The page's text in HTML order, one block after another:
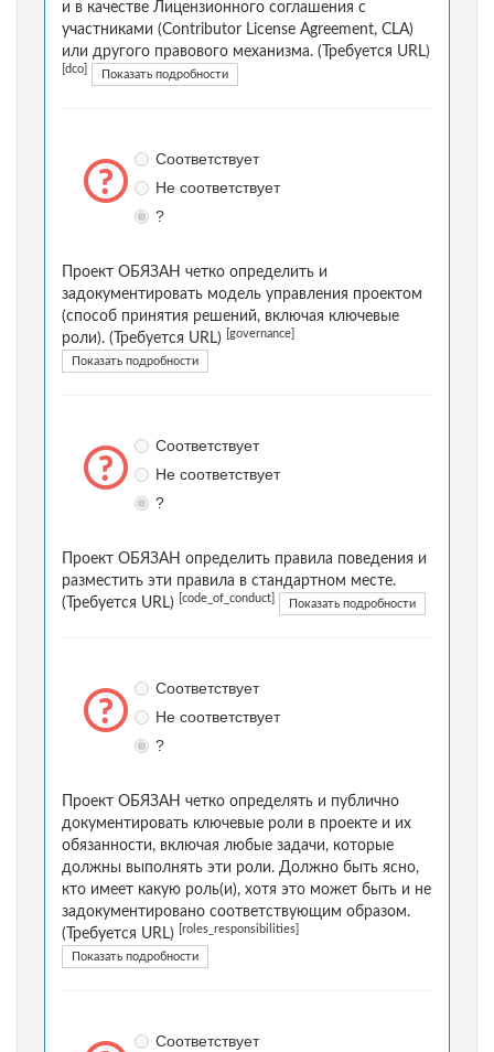
и в качестве Лицензионного соглашения с
участниками (Contributor License Agreement, CLA)
или другого правового механизма. (Требуется URL)
[dco] Показать подробности
Соответствует
Не соответствует
?
Проект ОБЯЗАН четко определить и
задокументировать модель управления проектом
(способ принятия решений, включая ключевые
роли). (Требуется URL)
[governance]
Показать подробности
Соответствует
Не соответствует
?
Проект ОБЯЗАН определить правила поведения и
разместить эти правила в стандартном месте.
(Требуется URL)
[code_of_conduct] Показать подробности
Соответствует
Не соответствует
?
Проект ОБЯЗАН четко определять и публично
документировать ключевые роли в проекте и их
обязанности, включая любые задачи, которые
должны выполнять эти роли. Должно быть ясно,
кто имеет какую роль(и), хотя это может быть и не
задокументировано соответствующим образом.
(Требуется URL)
[roles_responsibilities]
Показать подробности
Соответствует